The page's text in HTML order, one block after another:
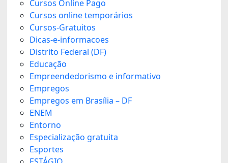
Cursos Online Pago
Cursos online temporários
Cursos-Gratuitos
Dicas-e-informacoes
Distrito Federal (DF)
Educação
Empreendedorismo e informativo
Empregos
Empregos em Brasília – DF
ENEM
Entorno
Especialização gratuita
Esportes